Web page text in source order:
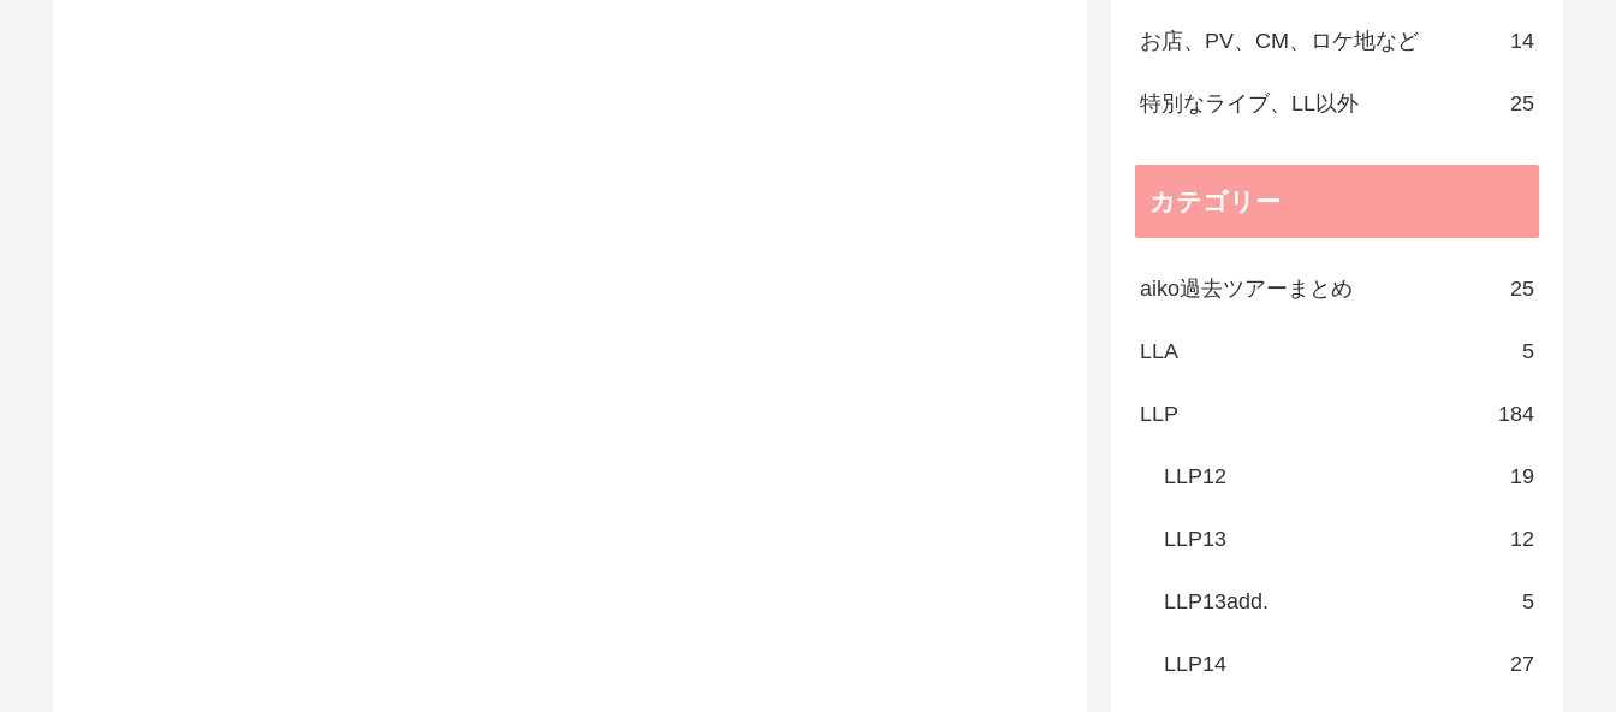
お店、PV、CM、ロケ地など 14
特別なライブ、LL以外 25
カテゴリー
aiko過去ツアーまとめ 25
LLA 5
LLP 184
LLP12 19
LLP13 12
LLP13add. 5
LLP14 27